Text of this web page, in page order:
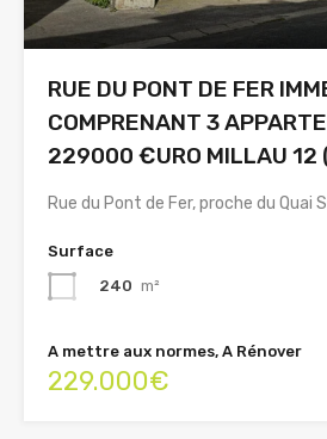
RUE DU PONT DE FER
COMPRENANT 3
229000 €URO MILLAU
Rue du Pont de Fer, proche du Quai
Surface
240 m²
A mettre aux normes, A Rénover
229.000€